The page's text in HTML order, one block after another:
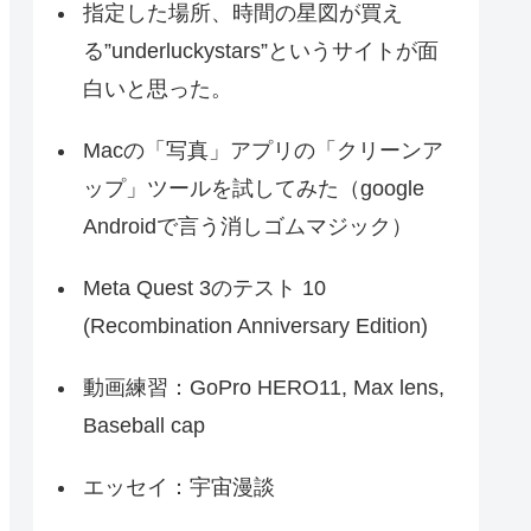
指定した場所、時間の星図が買え
る”underluckystars”というサイトが面
白いと思った。
Macの「写真」アプリの「クリーンア
ップ」ツールを試してみた（google
Androidで言う消しゴムマジック）
Meta Quest 3のテスト 10
(Recombination Anniversary Edition)
動画練習：GoPro HERO11, Max lens,
Baseball cap
エッセイ：宇宙漫談